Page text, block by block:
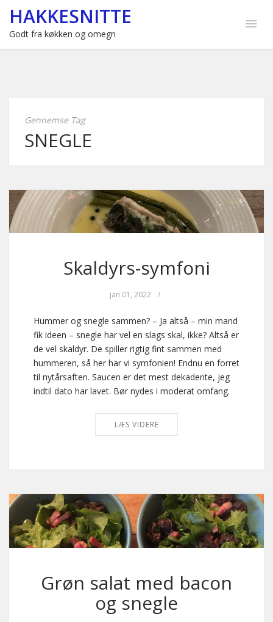
HAKKESNITTE
Godt fra køkken og omegn
Gennemse Tag
SNEGLE
Skaldyrs-symfoni
jan 01, 2022 /
Hummer og snegle sammen? – Ja altså – min mand
fik ideen – snegle har vel en slags skal, ikke? Altså er
de vel skaldyr. De spiller rigtig fint sammen med
hummeren, så her har vi symfonien! Endnu en forret
til nytårsaften. Saucen er det mest dekadente, jeg
indtil dato har lavet. Bør nydes i moderat omfang.
LÆS VIDERE
Grøn salat med bacon
og snegle